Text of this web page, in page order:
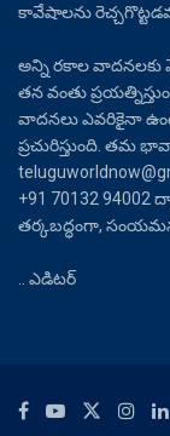
కావేషాలను
అన్ని రకాల వాదనలకు
తన వంతు
వాదనలు ఎవరికైనా
ప్రచురిస్తుంది. తమ
+91 70132
తర్కబద్ధంగా,
.. ఎడిటర్